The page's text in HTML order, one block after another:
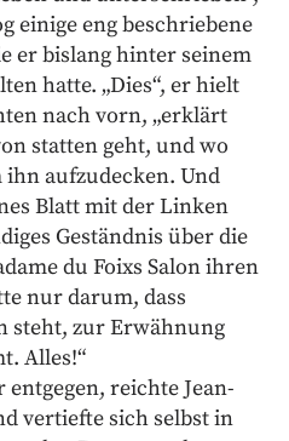
einige eng beschriebene
er bislang hinter seinem
hatte. „Dies“, er hielt
nach vorn, „erklärt
statten geht, und wo
aufzudecken. Und
Blatt mit der Linken
Geständnis über die
du Foixs Salon ihren
nur darum, dass
steht, zur Erwähnung
Alles!“
reichte Jean-
vertiefte sich selbst in